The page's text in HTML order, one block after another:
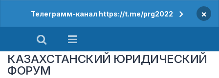
Телеграмм-канал https://t.me/prg2022 ×
КАЗАХСТАНСКИЙ ЮРИДИЧЕСКИЙ
ФОРУМ